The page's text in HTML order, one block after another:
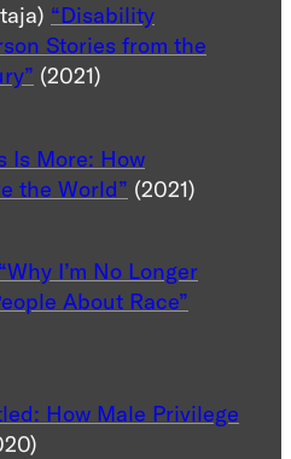
“Disability
Stories from the
(2021)
Is More: How
the World” (2021)
“Why I’m No Longer
About Race”
How Male Privilege